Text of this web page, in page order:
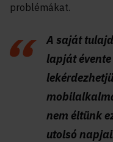
problémákat.
A saját
lapját
nem éltünk
utolsó